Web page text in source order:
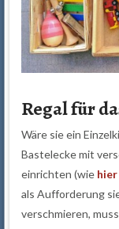
Regal für
Wäre sie ein
Bastelecke mit
einrichten (wie
als Aufforderung
verschmieren,